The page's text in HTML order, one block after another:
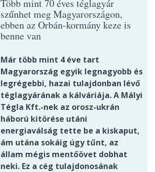
Több mint 70 éves téglagyár
szűnhet meg Magyarországon,
ebben az Orbán-kormány keze is
benne van
Már több mint 4 éve tart
Magyarország egyik legnagyobb és
legrégebbi, hazai tulajdonban lévő
téglagyárának a kálváriája. A Mályi
Tégla Kft.-nek az orosz-ukrán
háború kitörése utáni
energiaválság tette be a kiskaput,
ám utána sokáig úgy tűnt, az
állam mégis mentőövet dobhat
neki. Ez a cég tulajdonosának